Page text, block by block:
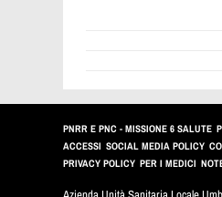
PNRR E PNC - MISSIONE 6 SALUTE
ACCESSI SOCIAL MEDIA POLICY
PRIVACY POLICY PER I MEDICI